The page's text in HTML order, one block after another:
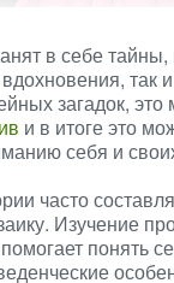
в себе
так
загадок, это
и в итоге это
себя и
часто
Изучение
понять